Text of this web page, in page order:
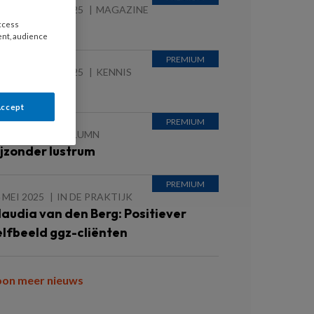
SEPTEMBER 2025 MAGAZINE
SEPTEMBER 2025 KENNIS
COLUMN
lustrum
MEI 2025 IN DE PRAKTIJK
van den Berg: Positiever
ggz-cliënten
meer nieuws
audience